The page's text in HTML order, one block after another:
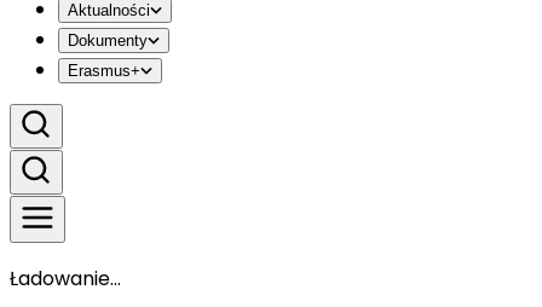
Aktualności
Dokumenty
Erasmus+
Ładowanie...